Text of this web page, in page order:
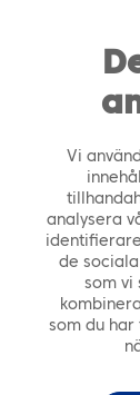
Vi
analysera
de
som vi
som du
https://
1.2.2022